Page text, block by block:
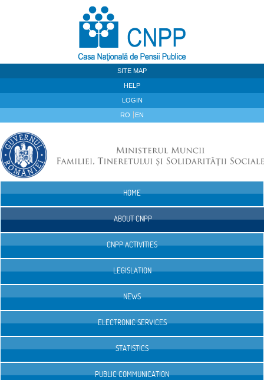
SITE MAP
HELP
LOGIN
RO EN
HOME
ABOUT CNPP
CNPP ACTIVITIES
LEGISLATION
NEWS
ELECTRONIC SERVICES
STATISTICS
PUBLIC COMMUNICATION